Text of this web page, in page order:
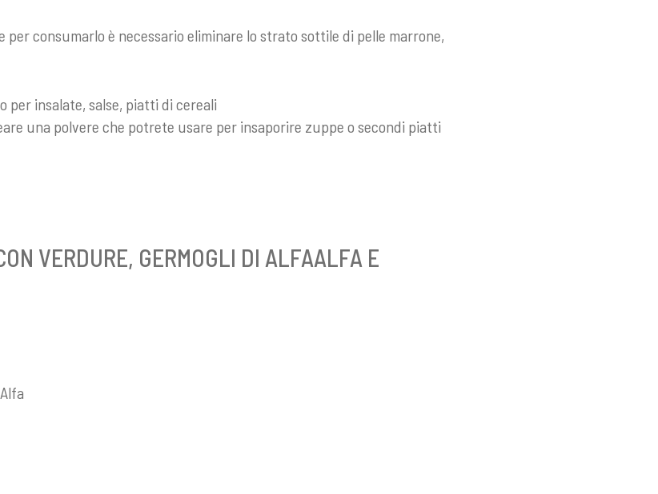
per consumarlo è necessario eliminare lo strato sottile di pelle marrone,
per insalate, salse, piatti di cereali
una polvere che potrete usare per insaporire zuppe o secondi piatti
VERDURE, GERMOGLI DI ALFAALFA E